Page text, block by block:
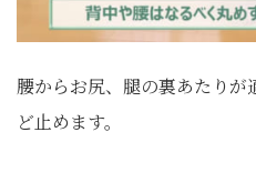
腰からお尻、腿の裏あたり
ど止めます。